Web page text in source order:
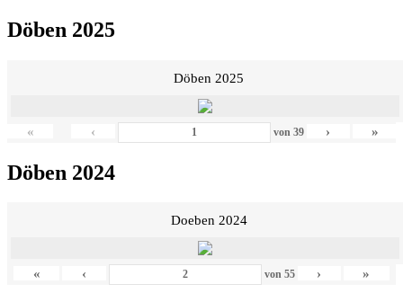
Döben 2025
Döben 2025
« ‹ von 39 › »
Döben 2024
Doeben 2024
« ‹ von 55 › »